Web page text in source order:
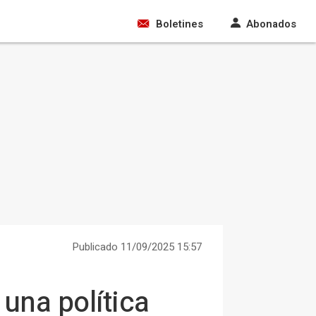
Boletines Abonados
Publicado 11/09/2025 15:57
política